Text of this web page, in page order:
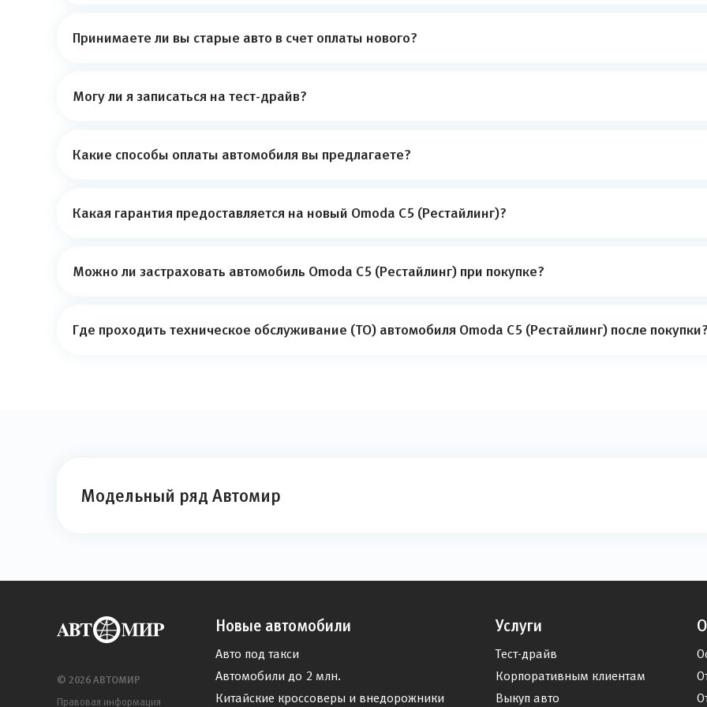
Принимаете ли вы старые авто в счет оплаты нового?
Могу ли я записаться на тест-драйв?
Какие способы оплаты автомобиля вы предлагаете?
Какая гарантия предоставляется на новый Omoda C5 (Рестайлинг)?
Можно ли застраховать автомобиль Omoda C5 (Рестайлинг) при покупке?
Где проходить техническое обслуживание (ТО) автомобиля Omoda C5 (Рестайлинг) после
Модельный ряд Автомир
© 2026 АВТОМИР
Правовая информация
Новые автомобили
Авто под такси
Автомобили до 2 млн.
Китайские кроссоверы и внедорожники
Услуги
Тест-драйв
Корпоративным клиентам
Выкуп авто